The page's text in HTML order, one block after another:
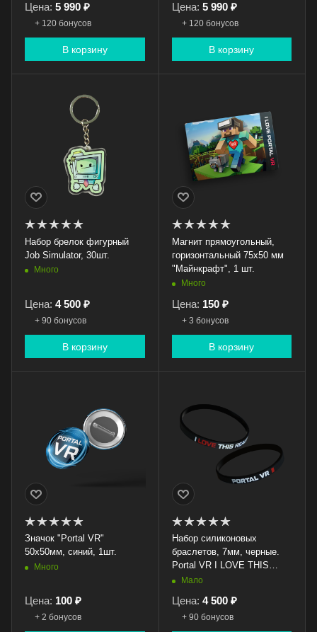
Цена: 5 990 ₽
+ 120 бонусов
В корзину
Цена: 5 990 ₽
+ 120 бонусов
В корзину
Набор брелок фигурный
Job Simulator, 30шт.
Много
Цена: 4 500 ₽
+ 90 бонусов
В корзину
Магнит прямоугольный,
горизонтальный 75х50 мм
"Майнкрафт", 1 шт.
Много
Цена: 150 ₽
+ 3 бонусов
В корзину
Значок "Portal VR"
50x50мм, синий, 1шт.
Много
Цена: 100 ₽
+ 2 бонусов
Набор силиконовых
браслетов, 7мм, черные.
Portal VR I LOVE THIS
REALITY, 50шт.
Мало
Цена: 4 500 ₽
+ 90 бонусов